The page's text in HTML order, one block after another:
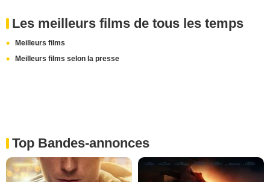
Les meilleurs films de tous les temps
Meilleurs films
Meilleurs films selon la presse
Top Bandes-annonces